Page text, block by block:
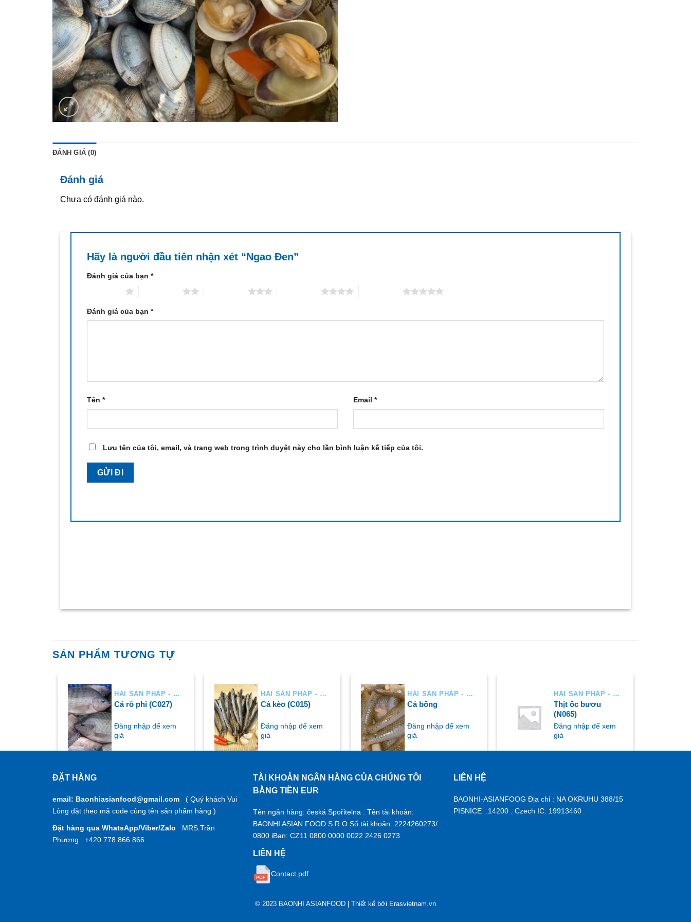
ĐÁNH GIÁ (0)
Đánh giá
Chưa có đánh giá nào.
Hãy là người đầu tiên nhận xét “Ngao Đen”
Đánh giá của bạn *
Đánh giá của bạn *
Tên * Email *
Lưu tên của tôi, email, và trang web trong trình duyệt này cho lần bình luận kế tiếp của tôi.
SẢN PHẨM TƯƠNG TỰ
HẢI SẢN PHÁP - HÀ LAN
Cá rô phi (C027)
Đăng nhập để xem
giá
HẢI SẢN PHÁP - HÀ LAN
Cá kèo (C015)
Đăng nhập để xem
giá
MUA NGAY
HẢI SẢN PHÁP - HÀ LAN
Cá bống
Đăng nhập để xem
giá
HẢI SẢN PHÁP - HÀ LAN
Thịt ốc bươu
(N065)
Đăng nhập để xem
giá
ĐẶT HÀNG
email: Baonhiasianfood@gmail.com ( Quý khách Vui
Lòng đặt theo mã code cùng tên sản phẩm hàng )
Đặt hàng qua WhatsApp/Viber/Zalo MRS.Trần
Phương : +420 778 866 866
TÀI KHOẢN NGÂN HÀNG CỦA CHÚNG TÔI
BẰNG TIỀN EUR
Tên ngân hàng: česká Spořitelna . Tên tài khoản:
BAONHI ASIAN FOOD S.R.O Số tài khoản: 2224260273/
0800 iBan: CZ11 0800 0000 0022 2426 0273
LIÊN HỆ
Contact.pdf
LIÊN HỆ
BAONHI-ASIANFOOG Địa chỉ : NA OKRUHU 388/15
PISNICE .14200 . Czech IC: 19913460
© 2023 BAONHI ASIANFOOD | Thiết kế bởi Erasvietnam.vn